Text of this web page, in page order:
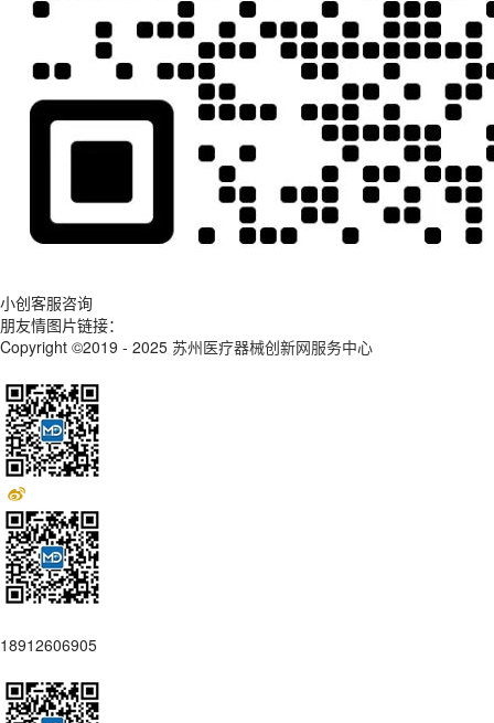
小创客服咨询
朋友情图片链接：
Copyright ©2019 - 2025 苏州医疗器械创新网服务中心
18912606905